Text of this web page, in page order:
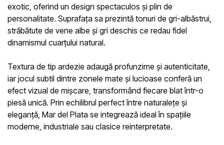
exotic, oferind un design spectaculos și plin de
personalitate. Suprafața sa prezintă tonuri de gri-albăstrui,
străbătute de vene albe și gri deschis ce redau fidel
dinamismul cuarțului natural.
Textura de tip ardezie adaugă profunzime și autenticitate,
iar jocul subtil dintre zonele mate și lucioase conferă un
efect vizual de mișcare, transformând fiecare blat într-o
piesă unică. Prin echilibrul perfect între naturalețe și
eleganță, Mar del Plata se integrează ideal în spațiile
moderne, industriale sau clasice reinterpretate.